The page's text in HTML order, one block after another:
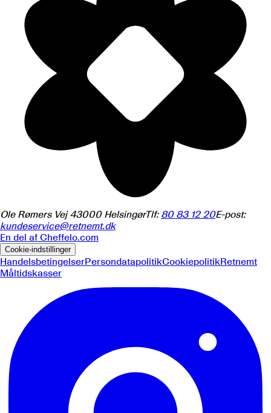
Ole Rømers Vej 43000 HelsingørTlf: 80 83 12 20E-post:
kundeservice@retnemt.dk
En del af Cheffelo.com
Cookie-indstillinger
HandelsbetingelserPersondatapolitikCookiepolitikRetnemt
Måltidskasser